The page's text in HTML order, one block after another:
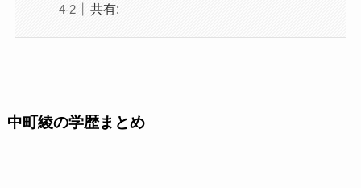
共有:
中町綾の学歴まとめ